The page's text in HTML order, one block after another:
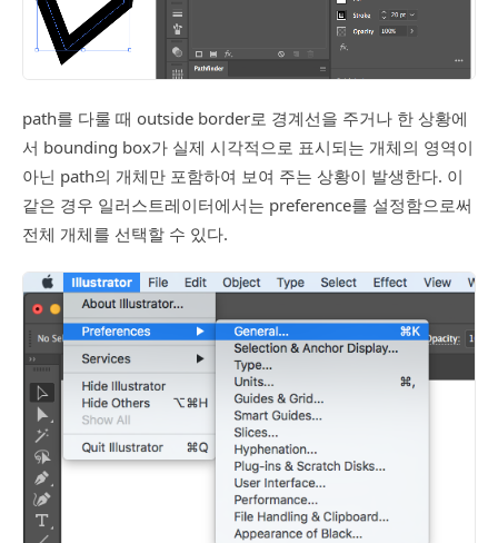
path를 다룰 때 outside border로 경계선을 주거나 한 상황에
서 bounding box가 실제 시각적으로 표시되는 개체의 영역이
아닌 path의 개체만 포함하여 보여 주는 상황이 발생한다. 이
같은 경우 일러스트레이터에서는 preference를 설정함으로써
전체 개체를 선택할 수 있다.